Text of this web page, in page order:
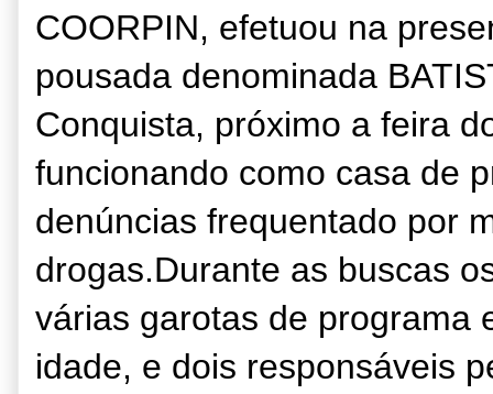
COORPIN, efetuou na
pousada denominada
Conquista, próximo a feira
funcionando como casa de
denúncias frequentado por
drogas.Durante as buscas
várias garotas de programa
idade, e dois responsáveis